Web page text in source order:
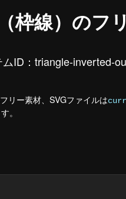
枠線）のフ
ムID：triangle-inverted-
リー素材、SVGファイルは
。